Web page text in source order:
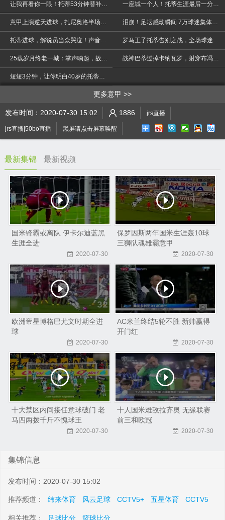
>
让我再看你一眼！托蒂53分钟替补萨拉赫出场 观众快哭了 一座城一个人！托蒂生涯最后一分钟！这就是为什么我们热爱足球！
意甲上演逆天进球，扎尼奥洛半场奔袭破门神似卡卡！ 泪崩！足坛感动瞬间 7万球迷集体痛哭只为送别一代传奇托蒂
托蒂进球，解说员当众哭泣！声音巨大抑制不住！ 罗马王子托蒂告别之战，全场球迷已经泪崩
25载岁月终老一城：掌声响起，故人远去 战神巴蒂过掉卡纳瓦罗，射穿布冯把守的大门 为罗马赢下意甲冠军
短短3分钟，让你明白40岁的托蒂为什么受人尊敬！
更多意甲
发布时间：2020-07-30 15:02 1886 jrs直播
jrs直播|50bo直播 黑屏请点击屏幕唤醒
最新集锦 最新视频
国米锋霸或离队 伊卡尔迪蓝黑
生涯全进
2020-07-30
保罗因斯两年国米生涯轰10球
三狮队魂雄霸意甲
2020-07-30
欧洲帝星博格巴尤文时期全进
球
2020-07-30
AC米兰终结5轮不胜 新帅赢得
开门红
2020-07-30
十大禁区内间接任意球破门 老
马四两拨千斤不愧球王
2020-07-30
十人国米难敌拉齐奥 无缘联赛
前三和欧冠
2020-07-30
集锦信息
发布时间：2020-07-30 15:02
推荐频道： 纬来体育 风云足球 CCTV5+ 五星体育 CCTV5
相关推荐： 足球比分 篮球比分